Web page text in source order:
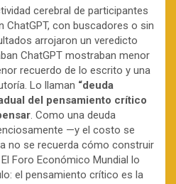
cerebral de participantes
ChatGPT, con buscadores o sin
arrojaron un veredicto
ChatGPT mostraban menor
recuerdo de lo escrito y una
Lo llaman “deuda
del pensamiento crítico
. Como una deuda
—y el costo se
no se recuerda cómo construir
Foro Económico Mundial lo
el pensamiento crítico es la